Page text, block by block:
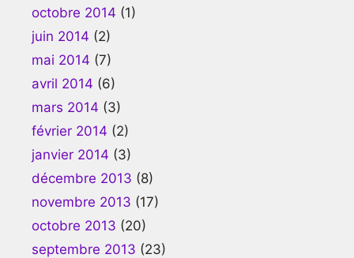
octobre 2014 (1)
juin 2014 (2)
mai 2014 (7)
avril 2014 (6)
mars 2014 (3)
février 2014 (2)
janvier 2014 (3)
décembre 2013 (8)
novembre 2013 (17)
octobre 2013 (20)
septembre 2013 (23)